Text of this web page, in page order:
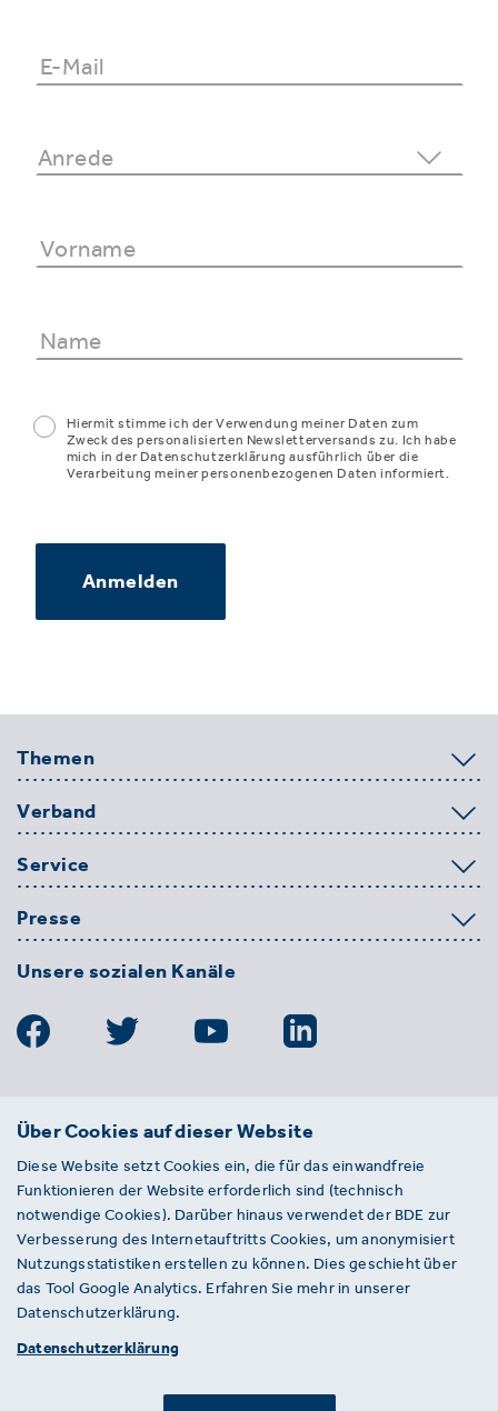
Hiermit stimme ich der Verwendung meiner Daten zum
Zweck des personalisierten Newsletterversands zu. Ich habe
mich in der Datenschutzerklärung ausführlich über die
Verarbeitung meiner personenbezogenen Daten informiert.
Anmelden
Themen
Verband
Service
Presse
Unsere sozialen Kanäle
BDE
Entsorgungs-, Wasser- und
Kreislaufwirtschaft e. V.
Von-der-Heydt-Straße 2
D 10785 Berlin
Sie haben einen Fehler auf unserer Website
gefunden? Ihnen ist ein defekter Link
aufgefallen? Wir freuen uns über Ihren
Über Cookies auf dieser Website
Diese Website setzt Cookies ein, die für das einwandfreie
Funktionieren der Website erforderlich sind (technisch
notwendige Cookies). Darüber hinaus verwendet der BDE zur
Verbesserung des Internetauftritts Cookies, um anonymisiert
Nutzungsstatistiken erstellen zu können. Dies geschieht über
das Tool Google Analytics. Erfahren Sie mehr in unserer
Datenschutzerklärung.
Datenschutzerklärung